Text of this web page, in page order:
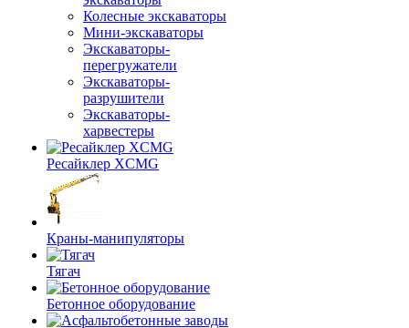
Колесные экскаваторы
Мини-экскаваторы
Экскаваторы-
перегружатели
Экскаваторы-
разрушители
Экскаваторы-
харвестеры
Ресайклер XCMG
Краны-манипуляторы
Тягач
Бетонное оборудование